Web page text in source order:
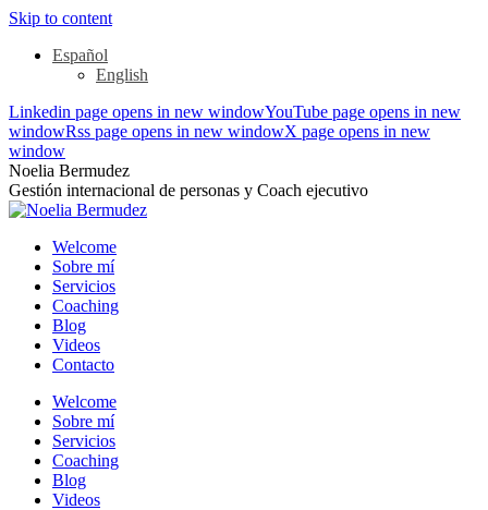
Skip to content
Español
English
Linkedin page opens in new windowYouTube page opens in new
windowRss page opens in new windowX page opens in new
window
Noelia Bermudez
Gestión internacional de personas y Coach ejecutivo
Welcome
Sobre mí
Servicios
Coaching
Blog
Videos
Contacto
Welcome
Sobre mí
Servicios
Coaching
Blog
Videos